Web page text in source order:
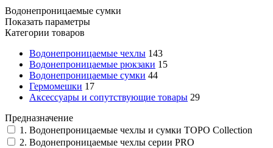
Водонепроницаемые сумки
Показать параметры
Категории товаров
Водонепроницаемые чехлы 143
Водонепроницаемые рюкзаки 15
Водонепроницаемые сумки 44
Гермомешки 17
Аксессуары и сопутствующие товары 29
Предназначение
1. Водонепроницаемые чехлы и сумки TOPO Collection
2. Водонепроницаемые чехлы серии PRO